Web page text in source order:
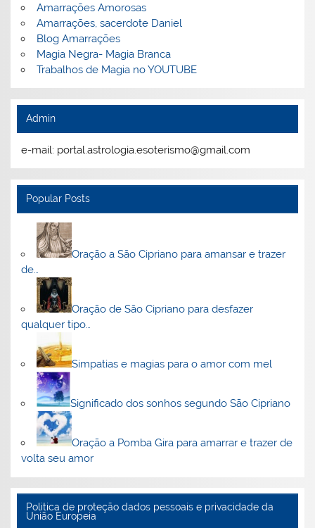
Amarrações Amorosas
Amarrações, sacerdote Daniel
Blog Amarrações
Magia Negra- Magia Branca
Trabalhos de Magia no YOUTUBE
Admin
e-mail: portal.astrologia.esoterismo@gmail.com
Popular Posts
Oração a São Cipriano para amansar e trazer
de…
Oração de São Cipriano para desfazer
qualquer tipo…
Simpatias e magias para o amor com mel
Significado dos sonhos segundo São Cipriano
Oração a Pomba Gira para amarrar e trazer de
volta seu amor
Politica de proteção dados pessoais e privacidade da
União Europeia